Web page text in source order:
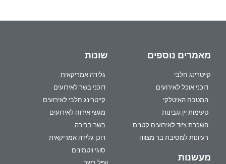
מאמרים נוספים
קייטרינג חלבי
דוכני אוכל לאירועים
המטבח האיטלקי
טעימות יין וגבינות
השכרת ציוד לאירועים קטנים
רעיונות למסיבת בר מצווה
מעשנות
שונות
גלידה אמריקאית
דוכני בשר לאירועים
קייטרינג חלבי לאירועים
מגשי אירוח לאירועים
בשר בבירה
דוכן גלידה אמריקאית
סוגי ויטמינים